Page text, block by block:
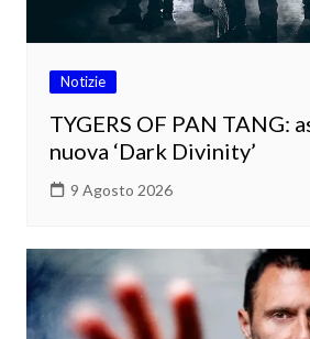
Notizie
TYGERS OF PAN TANG:
nuova ‘Dark Divinity’
9 Agosto 2026